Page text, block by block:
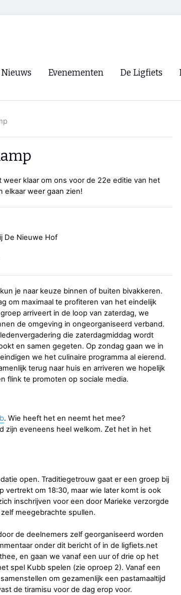
Nieuws Evenementen
WK Ligfietsen 2026
CycleVision
De Ligfiets
klaar om ons voor de 22e editie van het
elkaar weer gaan zien!
De Nieuwe Hof
je naar keuze binnen of buiten bivakkeren.
om maximaal te profiteren van het eindelijk
arriveert in de loop van zaterdag, we
de omgeving in ongeorganiseerd verband.
die zaterdagmiddag wordt
en samen gegeten. Op zondag gaan we in
we het culinaire programma al eierend.
terug naar huis en arriveren we hopelijk
flink te promoten op sociale media.
. Wie heeft het en neemt het mee?
zijn eveneens heel welkom. Zet het in het
open. Traditiegetrouw gaat er een groep bij
vertrekt om 18:30, maar wie later komt is ook
inschrijven voor een door Marieke verzorgde
meegebrachte spullen.
de deelnemers zelf georganiseerd worden
onder dit bericht of in de ligfiets.net
en gaan we vanaf een uur of drie op het
spel Kubb spelen (zie oproep 2). Vanaf een
om gezamenlijk een pastamaaltijd
de tiramisu voor de dag erop voor.